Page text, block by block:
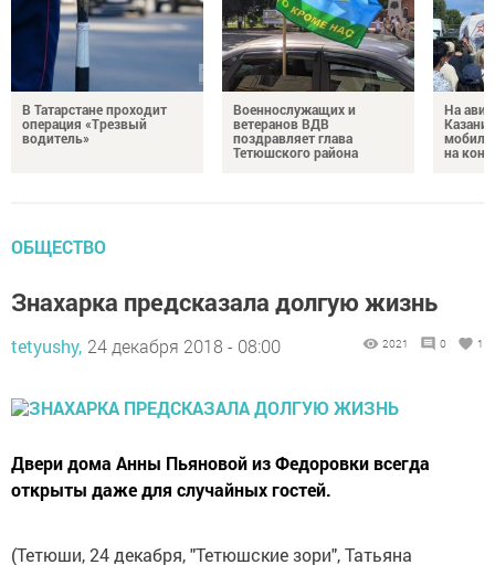
В Татарстане проходит
операция «Трезвый
водитель»
Военнослужащих и
ветеранов ВДВ
поздравляет глава
Тетюшского района
На
Казани
на
ОБЩЕСТВО
Знахарка предсказала долгую жизнь
tetyushy, 24 декабря 2018 - 08:00 2021 0 1
Двери дома Анны Пьяновой из Федоровки всегда
открыты даже для случайных гостей.
(Тетюши, 24 декабря, "Тетюшские зори", Татьяна